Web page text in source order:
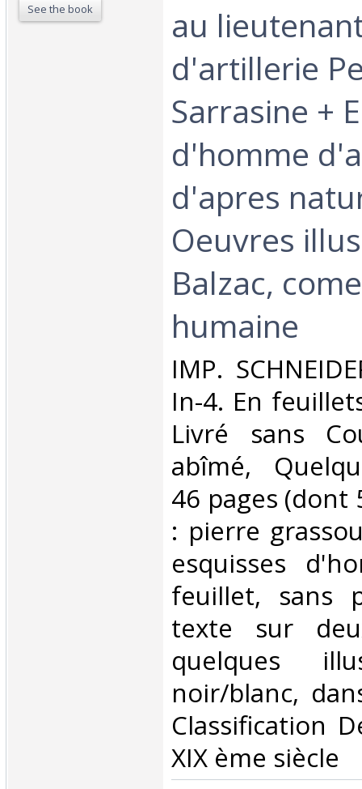
See the book
au
d'artillerie
Sarrasine +
d'homme
d'apres
Oeuvres
Balzac,
humaine‎
‎IMP.
In-4. En
Livré sans
abîmé,
46 pages (dont
: pierre
esquisses
feuillet, sans
texte sur
quelques
noir/blanc,
Classification
XIX ème siècle‎